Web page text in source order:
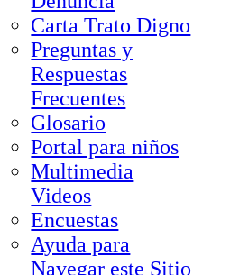
Carta Trato Digno
Preguntas y
Respuestas
Frecuentes
Glosario
Portal para niños
Multimedia
Videos
Encuestas
Ayuda para
Navegar este Sitio